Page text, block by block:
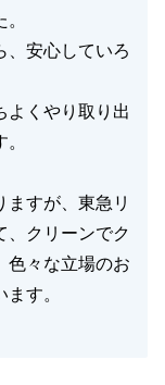
、安心していろ
よくやり取り出
すが、東急リ
、クリーンでク
色々な立場のお
す。